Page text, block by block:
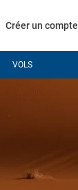
Créer un compte
VOLS